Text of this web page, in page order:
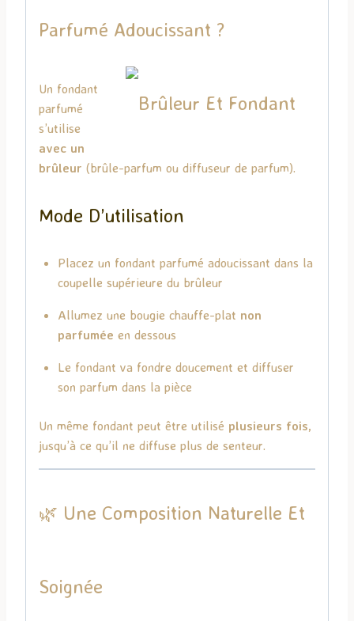
Parfumé Adoucissant ?
Un fondant
parfumé
s’utilise
avec un
brûleur (brûle-parfum ou diffuseur de parfum).
Mode D’utilisation
Placez un fondant parfumé adoucissant dans la
coupelle supérieure du brûleur
Allumez une bougie chauffe-plat non
parfumée en dessous
Le fondant va fondre doucement et diffuser
son parfum dans la pièce
Un même fondant peut être utilisé plusieurs fois,
jusqu’à ce qu’il ne diffuse plus de senteur.
🌿 Une Composition Naturelle Et
Soignée